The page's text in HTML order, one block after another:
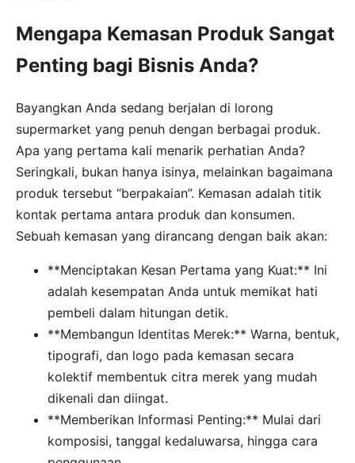
Mengapa Kemasan Produk Sangat
Penting bagi Bisnis Anda?
Bayangkan Anda sedang berjalan di lorong
supermarket yang penuh dengan berbagai produk.
Apa yang pertama kali menarik perhatian Anda?
Seringkali, bukan hanya isinya, melainkan bagaimana
produk tersebut “berpakaian”. Kemasan adalah titik
kontak pertama antara produk dan konsumen.
Sebuah kemasan yang dirancang dengan baik akan:
**Menciptakan Kesan Pertama yang Kuat:** Ini
adalah kesempatan Anda untuk memikat hati
pembeli dalam hitungan detik.
**Membangun Identitas Merek:** Warna, bentuk,
tipografi, dan logo pada kemasan secara
kolektif membentuk citra merek yang mudah
dikenali dan diingat.
**Memberikan Informasi Penting:** Mulai dari
komposisi, tanggal kedaluwarsa, hingga cara